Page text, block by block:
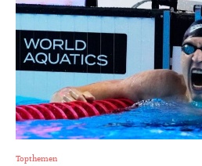
Topthemen